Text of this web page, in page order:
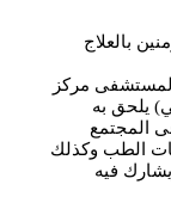
بالعلاج
مركز
يلحق به
المجتمع
الطب وكذلك
فيه